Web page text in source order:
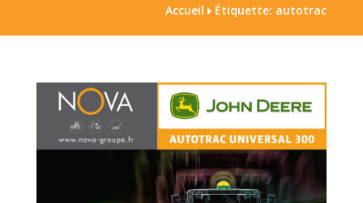
Accueil  Étiquette: autotrac